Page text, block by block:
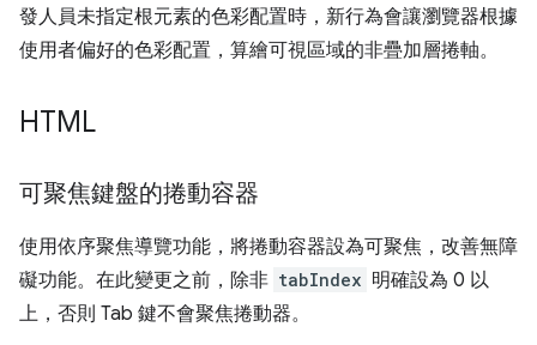
發人員未指定根元素的色彩配置時，新行為會讓瀏覽器根據
使用者偏好的色彩配置，算繪可視區域的非疊加層捲軸。
HTML
可聚焦鍵盤的捲動容器
使用依序聚焦導覽功能，將捲動容器設為可聚焦，改善無障
礙功能。在此變更之前，除非 tabIndex 明確設為 0 以
上，否則 Tab 鍵不會聚焦捲動器。